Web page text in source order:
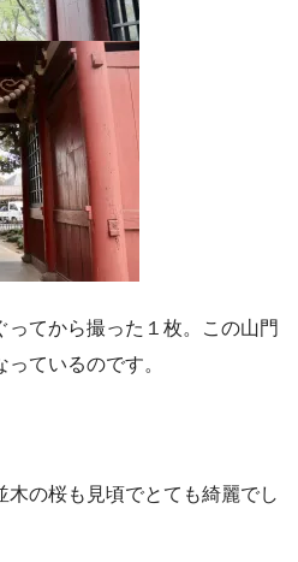
ってから撮った１枚。この山門
ているのです。
木の桜も見頃でとても綺麗でし